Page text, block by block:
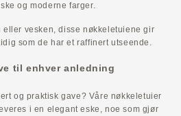
og moderne farger.
eller vesken, disse nøkkeletuiene gir
som de har et raffinert utseende.
til enhver anledning
og praktisk gave? Våre nøkkeletuier
i en elegant eske, noe som gjør